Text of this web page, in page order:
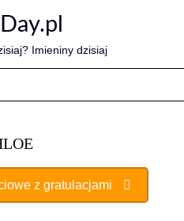
Imieniny dzisiaj
z gratulacjami